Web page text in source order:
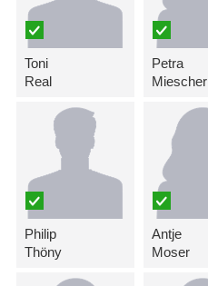
Toni
Real
Philip
Thöny
Petra
Miescher
Antje
Moser